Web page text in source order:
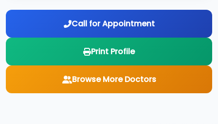
Call for Appointment
Print Profile
Browse More Doctors